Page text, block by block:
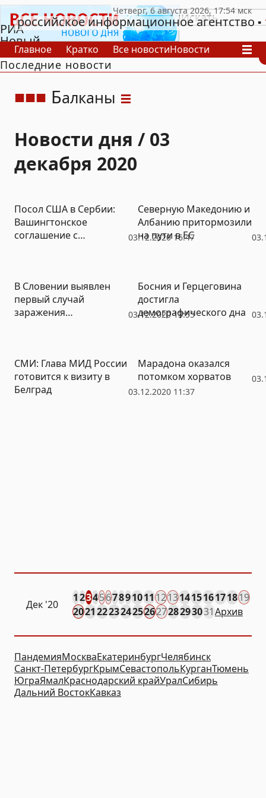
РИА
Новый
День
российское информационное агентство
Главное Кратко Все новостиНовости
В России
В мире
Последние новости
Балканы
Новости дня / 03
декабря 2020
03.12.2020 16:47
Посол США в Сербии:
Вашингтонское
соглашение с
Северную Македонию и
Албанию притормозили
на пути в ЕС
03.12.2020 13:55
В Словении выявлен
первый случай
заражения
Босния и Герцеговина
достигла
демографического дна
03.12.2020 11:37
СМИ: Глава МИД России
готовится к визиту в
Белград
Марадона оказался
потомком хорватов
Дек '20
12345678910111213141516171819
202122232425262728293031Архив
ПандемияМоскваЕкатеринбургЧелябинск
Санкт-ПетербургКрымСевастопольКурганТюмень
ЮграЯмалКраснодарский крайУралСибирь
Дальний ВостокКавказ